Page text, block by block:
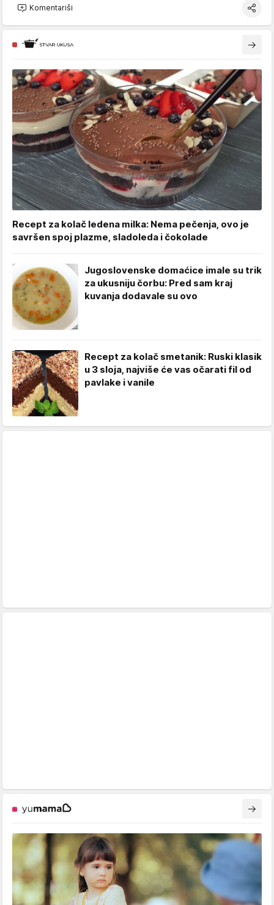
Komentariši
Recept za kolač ledena milka: Nema pečenja, ovo je
savršen spoj plazme, sladoleda i čokolade
Jugoslovenske domaćice imale su trik
za ukusniju čorbu: Pred sam kraj
kuvanja dodavale su ovo
Recept za kolač smetanik: Ruski klasik
u 3 sloja, najviše će vas očarati fil od
pavlake i vanile